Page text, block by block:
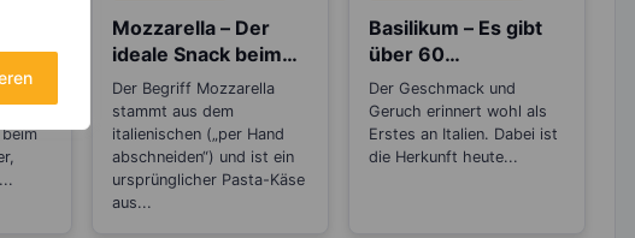
Mozzarella – Der
ideale Snack beim
Abnehmen
Der Begriff Mozzarella
stammt aus dem
italienischen („per Hand
abschneiden“) und ist ein
ursprünglicher Pasta-Käse
aus...
Basilikum – Es gibt
über 60
verschiedene Arten
Der Geschmack und
Geruch erinnert wohl als
Erstes an Italien. Dabei ist
die Herkunft heute...